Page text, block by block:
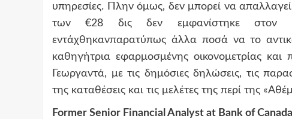
υπηρεσίες. Πλην όμως, δεν μπορεί να
των €28 δις δεν εμφανίστηκε στον
εντάχθηκανπαρατύπως άλλα ποσά να το
καθηγήτρια εφαρμοσμένης οικονομετρίας
Γεωργαντά, με τις δημόσιες δηλώσεις, τις
της καταθέσεις και τις μελέτες της περί της
Former Senior Financial Analyst at Bank of Canada